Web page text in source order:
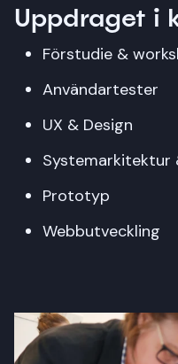
Uppdraget i
Förstudie &
Användartester
UX & Design
Systemarkitektur
Prototyp
Webbutveckling